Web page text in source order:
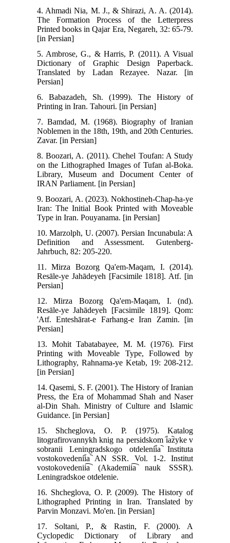
4. Ahmadi Nia, M. J., & Shirazi, A. A. (2014).
The Formation Process of the Letterpress
Printed books in Qajar Era, Negareh, 32: 65-79.
[in Persian]
5. Ambrose, G., & Harris, P. (2011). A Visual
Dictionary of Graphic Design Paperback.
Translated by Ladan Rezayee. Nazar. [in
Persian]
6. Babazadeh, Sh. (1999). The History of
Printing in Iran. Tahouri. [in Persian]
7. Bamdad, M. (1968). Biography of Iranian
Noblemen in the 18th, 19th, and 20th Centuries.
Zavar. [in Persian]
8. Boozari, A. (2011). Chehel Toufan: A Study
on the Lithographed Images of Tufan al-Boka.
Library, Museum and Document Center of
IRAN Parliament. [in Persian]
9. Boozari, A. (2023). Nokhostineh-Chap-ha-ye
Iran: The Initial Book Printed with Moveable
Type in Iran. Pouyanama. [in Persian]
10. Marzolph, U. (2007). Persian Incunabula: A
Definition and Assessment. Gutenberg-
Jahrbuch, 82: 205-220.
11. Mirza Bozorg Qa'em-Maqam, I. (2014).
Resāle-ye Jahādeyeh [Facsimile 1818]. Atf. [in
Persian]
12. Mirza Bozorg Qa'em-Maqam, I. (nd).
Resāle-ye Jahādeyeh [Facsimile 1819]. Qom:
'Atf. Enteshārat-e Farhang-e Iran Zamin. [in
Persian]
13. Mohit Tabatabayee, M. M. (1976). First
Printing with Moveable Type, Followed by
Lithography, Rahnama-ye Ketab, 19: 208-212.
[in Persian]
14. Qasemi, S. F. (2001). The History of Iranian
Press, the Era of Mohammad Shah and Naser
al-Din Shah. Ministry of Culture and Islamic
Guidance. [in Persian]
15. Shcheglova, O. P. (1975). Katalog
litografirovannykh knig na persidskom i︠a︡zyke v
sobranii Leningradskogo otdelenii︠a︡ Instituta
vostokovedenii︠a︡ AN SSR. Vol. 1-2. Institut
vostokovedenii͡a︡ (Akademii͡a︡ nauk SSSR).
Leningradskoe otdelenie.
16. Shcheglova, O. P. (2009). The History of
Lithographed Printing in Iran. Translated by
Parvin Monzavi. Mo'en. [in Persian]
17. Soltani, P., & Rastin, F. (2000). A
Cyclopedic Dictionary of ‭‭Library and